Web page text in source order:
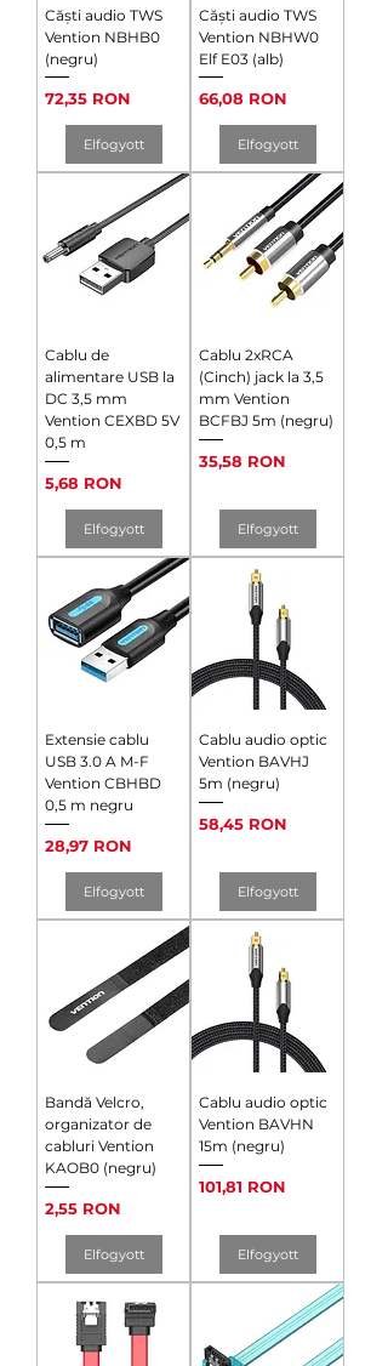
Căști audio TWS
Vention NBHB0
(negru)
Ár
72,35 RON
Elfogyott
Căști audio TWS
Vention NBHW0
Elf E03 (alb)
Ár
66,08 RON
Elfogyott
Cablu de
alimentare USB la
DC 3,5 mm
Vention CEXBD 5V
0,5 m
Ár
5,68 RON
Elfogyott
Cablu 2xRCA
(Cinch) jack la 3,5
mm Vention
BCFBJ 5m (negru)
Ár
35,58 RON
Elfogyott
Extensie cablu
USB 3.0 A M-F
Vention CBHBD
0,5 m negru
Ár
28,97 RON
Elfogyott
Cablu audio optic
Vention BAVHJ
5m (negru)
Ár
58,45 RON
Elfogyott
Bandă Velcro,
organizator de
cabluri Vention
KAOB0 (negru)
Ár
2,55 RON
Elfogyott
Cablu audio optic
Vention BAVHN
15m (negru)
Ár
101,81 RON
Elfogyott